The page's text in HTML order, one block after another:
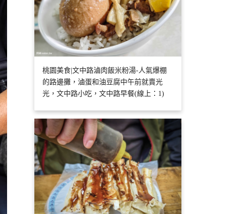
桃園美食|文中路滷肉飯米粉湯-人氣爆棚
的路邊攤，滷蛋和油豆腐中午前就賣光
光，文中路小吃，文中路早餐(線上：1)